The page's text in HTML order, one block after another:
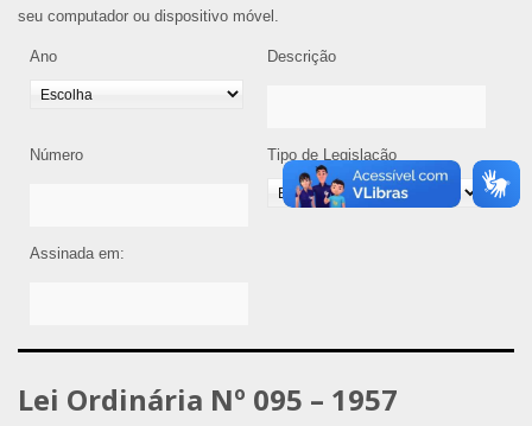
seu computador ou dispositivo móvel.
Ano Descrição
Número Tipo de Legislação
Assinada em:
Lei Ordinária Nº 095 – 1957